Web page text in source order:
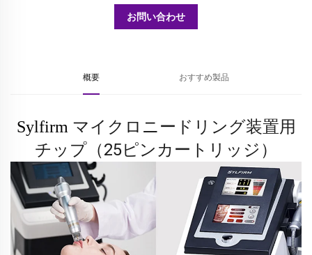
お問い合わせ
概要 おすすめ製品
Sylfirm マイクロニードリング装置用
チップ（25ピンカートリッジ）